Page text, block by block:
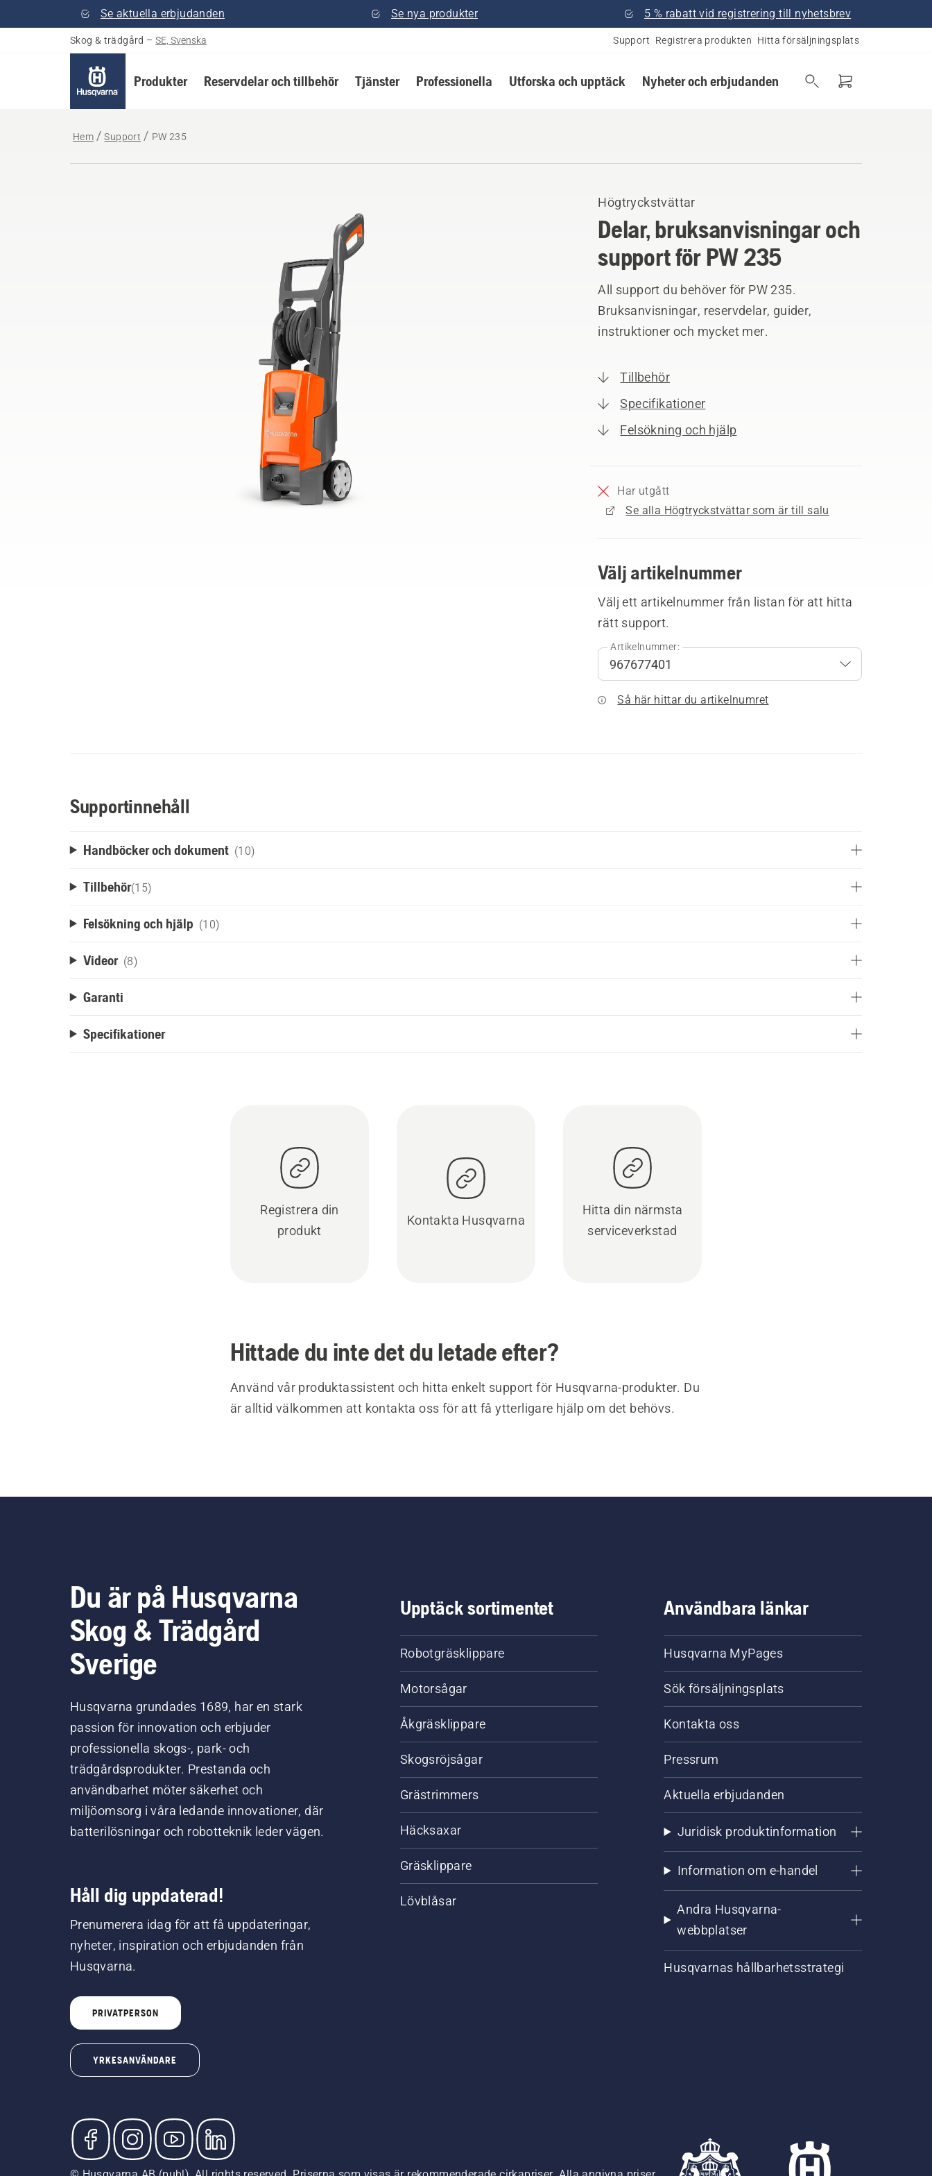
Se aktuella erbjudanden Se nya produkter 5 % rabatt vid registrering till nyhetsbrev
Skog & trädgård – SE, Svenska Support Registrera produkten Hitta försäljningsplats
Produkter Reservdelar och tillbehör Tjänster Professionella Utforska och upptäck Nyheter och erbjudanden
Hem Support PW 235
Högtryckstvättar
Delar, bruksanvisningar och
support för PW 235
All support du behöver för PW 235.
Bruksanvisningar, reservdelar, guider,
instruktioner och mycket mer.
Tillbehör
Specifikationer
Felsökning och hjälp
Har utgått
Se alla Högtryckstvättar som är till salu
Välj artikelnummer
Välj ett artikelnummer från listan för att hitta
rätt support.
Artikelnummer:
Så här hittar du artikelnumret
Supportinnehåll
Handböcker och dokument (10)
Tillbehör(15)
Felsökning och hjälp (10)
Videor (8)
Garanti
Specifikationer
Registrera din
produkt
Kontakta Husqvarna
Hitta din närmsta
serviceverkstad
Hittade du inte det du letade efter?
Använd vår produktassistent och hitta enkelt support för Husqvarna-produkter. Du
är alltid välkommen att kontakta oss för att få ytterligare hjälp om det behövs.
Du är på Husqvarna
Skog & Trädgård
Sverige
Husqvarna grundades 1689, har en stark
passion för innovation och erbjuder
professionella skogs-, park- och
trädgårdsprodukter. Prestanda och
användbarhet möter säkerhet och
miljöomsorg i våra ledande innovationer, där
batterilösningar och robotteknik leder vägen.
Håll dig uppdaterad!
Prenumerera idag för att få uppdateringar,
nyheter, inspiration och erbjudanden från
Husqvarna.
PRIVATPERSON
YRKESANVÄNDARE
Upptäck sortimentet
Robotgräsklippare
Motorsågar
Åkgräsklippare
Skogsröjsågar
Grästrimmers
Häcksaxar
Gräsklippare
Lövblåsar
Användbara länkar
Husqvarna MyPages
Sök försäljningsplats
Kontakta oss
Pressrum
Aktuella erbjudanden
Juridisk produktinformation
Information om e-handel
Andra Husqvarna-
webbplatser
Husqvarnas hållbarhetsstrategi